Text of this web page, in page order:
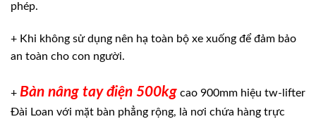
phép.
+ Khi không sử dụng nên hạ toàn bộ xe xuống để đảm bảo
an toàn cho con người.
+ Bàn nâng tay điện 500kg cao 900mm hiệu tw-lifter
Đài Loan với mặt bàn phẳng rộng, là nơi chứa hàng trực